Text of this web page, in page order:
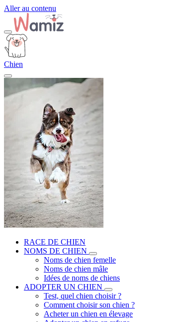
Aller au contenu
Chien
RACE DE CHIEN
NOMS DE CHIEN
Noms de chien femelle
Noms de chien mâle
Idées de noms de chiens
ADOPTER UN CHIEN
Test, quel chien choisir ?
Comment choisir son chien ?
Acheter un chien en élevage